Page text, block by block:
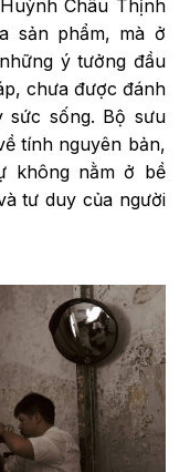
Châu Thịnh
sản phẩm, mà ở
ý tưởng đầu
chưa được đánh
sức sống. Bộ sưu
tính nguyên bản,
không nằm ở bề
tư duy của người